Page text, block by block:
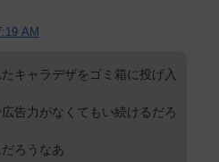
AM
キャラデザをゴミ箱に投げ入
告力がなくてもい続けるだろ
ろうなあ